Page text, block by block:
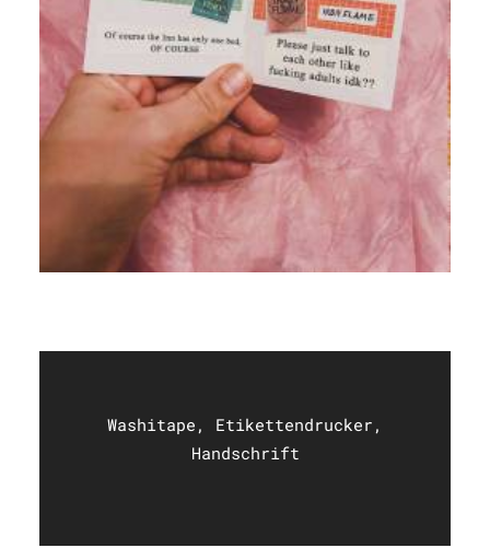
Washitape, Etikettendrucker,
Handschrift